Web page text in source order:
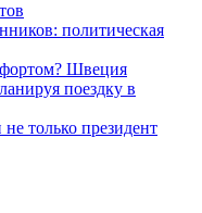
политическая
Швеция
поездку в
только президент